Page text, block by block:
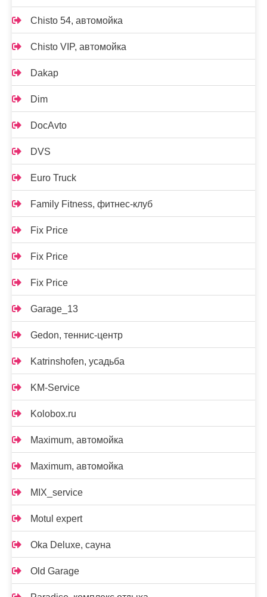
Chisto 54, автомойка
Chisto VIP, автомойка
Dakap
Dim
DocAvto
DVS
Euro Truck
Family Fitness, фитнес-клуб
Fix Price
Fix Price
Fix Price
Garage_13
Gedon, теннис-центр
Katrinshofen, усадьба
KM-Service
Kolobox.ru
Maximum, автомойка
Maximum, автомойка
MIX_service
Motul expert
Oka Deluxe, сауна
Old Garage